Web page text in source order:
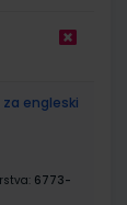
za engleski
6773-